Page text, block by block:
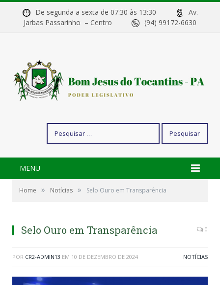
De segunda a sexta de 07:30 às 13:30
Av.
Jarbas Passarinho – Centro
(94) 99172-6630
por:
MENU
Home » Notícias » Selo Ouro em Transparência
Selo Ouro em Transparência 0
POR CR2-ADMIN13 EM 10 DE DEZEMBRO DE 2024 NOTÍCIAS